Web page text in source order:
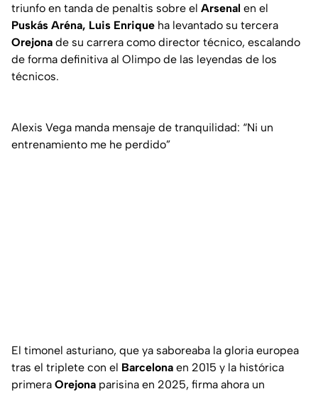
triunfo en tanda de penaltis sobre el Arsenal en el
Puskás Aréna, Luis Enrique ha levantado su tercera
Orejona de su carrera como director técnico, escalando
de forma definitiva al Olimpo de las leyendas de los
técnicos.
Alexis Vega manda mensaje de tranquilidad: “Ni un
entrenamiento me he perdido”
El timonel asturiano, que ya saboreaba la gloria europea
tras el triplete con el Barcelona en 2015 y la histórica
primera Orejona parisina en 2025, firma ahora un